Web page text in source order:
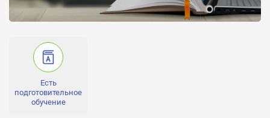
очная, заочная, очно-заочная
Проходной балл:
от 198 до 198
Количество бюджетных мест:
Есть
подготовительное
обучение